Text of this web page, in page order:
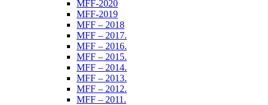
MFF-2020
MFF-2019
MFF – 2018
MFF – 2017.
MFF – 2016.
MFF – 2015.
MFF – 2014.
MFF – 2013.
MFF – 2012.
MFF – 2011.